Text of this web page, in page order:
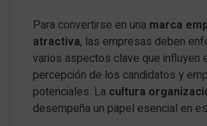
Para convertirse en una marca
atractiva, las empresas deben
varios aspectos clave que influyen
percepción de los candidatos y
potenciales. La cultura
desempeña un papel esencial en